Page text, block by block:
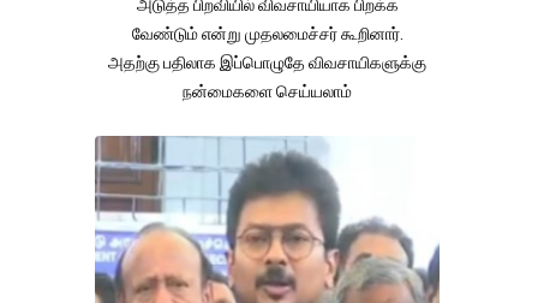
அடுத்த பிறவியில் விவசாயியாக பிறக்க
வேண்டும் என்று முதலமைச்சர் கூறினார்.
அதற்கு பதிலாக இப்பொழுதே விவசாயிகளுக்கு
நன்மைகளை செய்யலாம்